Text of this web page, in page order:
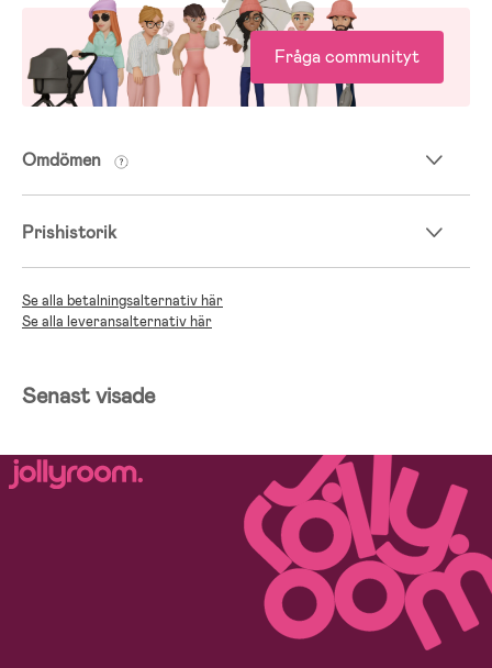
Fråga communityt
Omdömen
Prishistorik
Se alla betalningsalternativ här
Se alla leveransalternativ här
Senast visade